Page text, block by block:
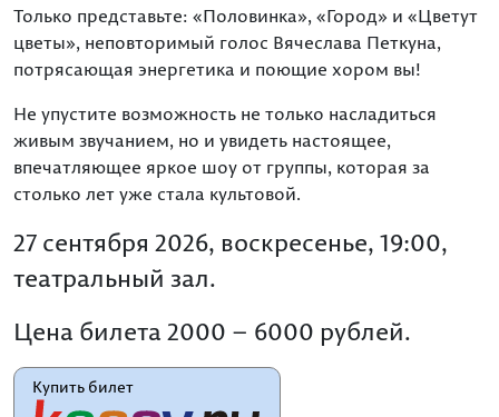
Только представьте: «Половинка», «Город» и «Цветут
цветы», неповторимый голос Вячеслава Петкуна,
потрясающая энергетика и поющие хором вы!
Не упустите возможность не только насладиться
живым звучанием, но и увидеть настоящее,
впечатляющее яркое шоу от группы, которая за
столько лет уже стала культовой.
27 сентября 2026, воскресенье, 19:00,
театральный зал.
Цена билета 2000 – 6000 рублей.
Купить билет